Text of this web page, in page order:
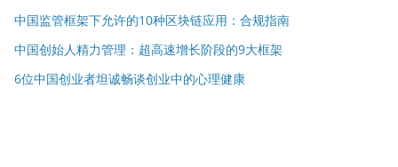
中国监管框架下允许的10种区块链应用：合规指南
中国创始人精力管理：超高速增长阶段的9大框架
6位中国创业者坦诚畅谈创业中的心理健康